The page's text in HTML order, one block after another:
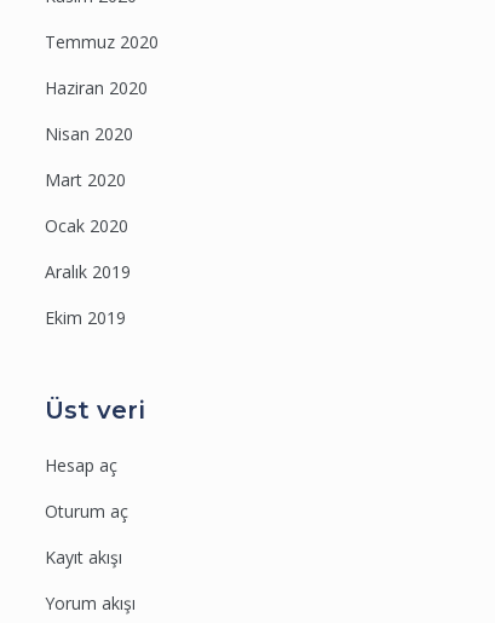
Temmuz 2020
Haziran 2020
Nisan 2020
Mart 2020
Ocak 2020
Aralık 2019
Ekim 2019
Üst veri
Hesap aç
Oturum aç
Kayıt akışı
Yorum akışı